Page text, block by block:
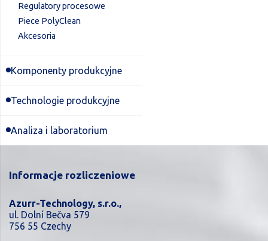
Regulatory procesowe
Piece PolyClean
Akcesoria
Komponenty produkcyjne
Technologie produkcyjne
Analiza i laboratorium
Informacje rozliczeniowe
Azurr-Technology, s.r.o.,
ul. Dolní Bečva 579
756 55 Czechy